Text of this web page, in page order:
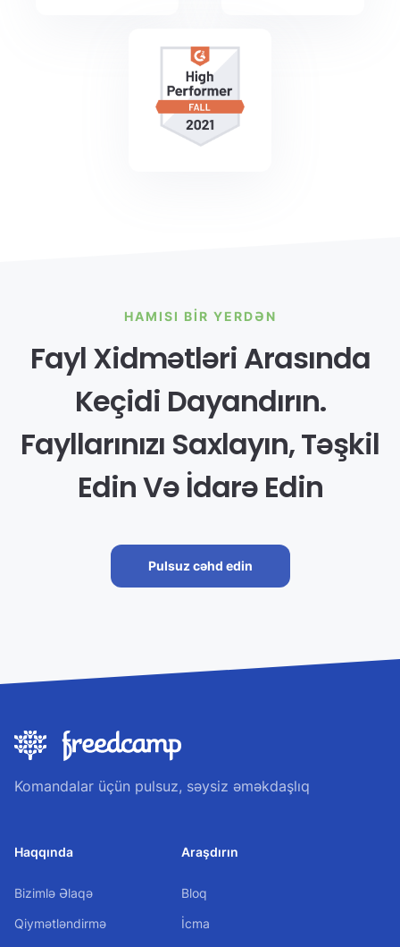
HAMISI BIR YERDƏN
Fayl Xidmətləri Arasında
Keçidi Dayandırın.
Fayllarınızı Saxlayın, Təşkil
Edin Və İdarə Edin
Pulsuz cəhd edin
Komandalar üçün pulsuz, səysiz əməkdaşlıq
Haqqında
Bizimlə Əlaqə
Qiymətləndirmə
Araşdırın
Bloq
İcma